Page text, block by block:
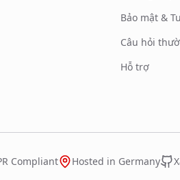
Bảo mật &
Câu hỏi
Hỗ trợ
Compliant Hosted in Germany